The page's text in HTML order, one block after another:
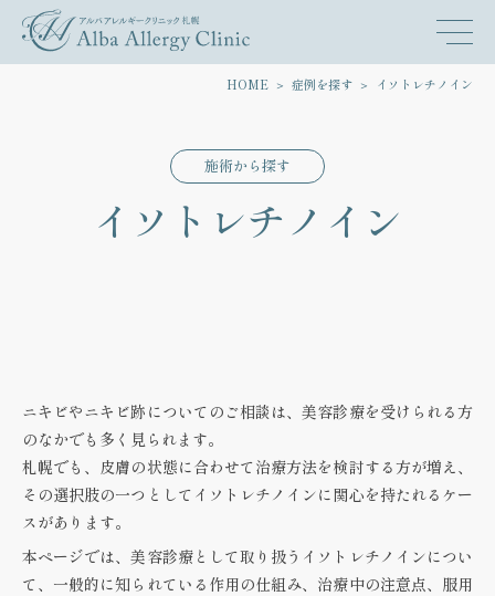
HOME 症例を探す イソトレチノイン
施術から探す
イソトレチノイン
ニキビやニキビ跡についてのご相談は、美容診療を受けられる方
のなかでも多く見られます。
札幌でも、皮膚の状態に合わせて治療方法を検討する方が増え、
その選択肢の一つとして イソトレチノインに関心を持たれるケー
スがあります。
本ページでは、美容診療として取り扱うイソトレチノインについ
て、一般的に知られている作用の仕組み、治療中の注意点、服用